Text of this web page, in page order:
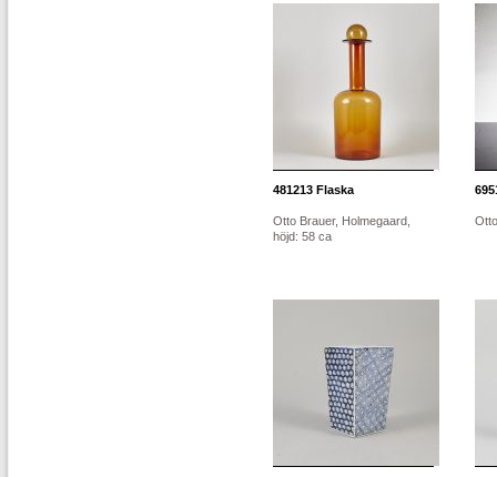
481213 Flaska
Otto Brauer, Holmegaard,
höjd: 58 ca